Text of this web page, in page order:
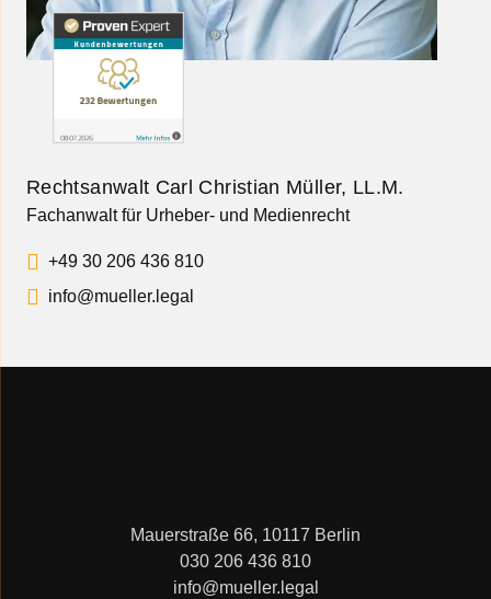
Rechtsanwalt Carl Christian Müller, LL.M.
Fachanwalt für Urheber- und Medienrecht
+49 30 206 436 810
info@mueller.legal
Mauerstraße 66, 10117 Berlin
030 206 436 810
info@mueller.legal